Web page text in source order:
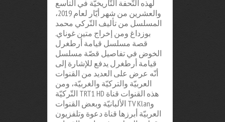
لهذه التّحفة التّاريخيّة في التاسع
والعشرين من شهر أيّار لعام 2019،
المسلسل من تأليف التّركي محمد
بوزداغ ومن إخراج متين غوناي.
قصة مسلسل قيامة أرطغرل
الخوض في تفاصيل قصّة مسلسل
قيامة أرطغرل يدفع للإشارة إلى
أنّه عرض على العديد من القنوات
العربيّة والتركيّة والغربيّة، ومن
هذه القنوات قناة TRT1 HD التّركيّة
وTV Klan الألبانيّة وبعض القنوات
العربيّة أبرزها قناة دعوة وتلفزيون